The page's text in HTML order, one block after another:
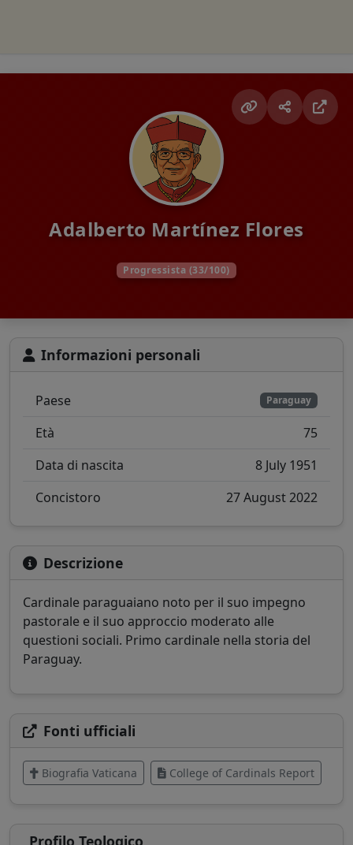
Adalberto Martínez Flores
Progressista (33/100)
Informazioni personali
Paese Paraguay
Età
75
Data di nascita
8 July 1951
Concistoro
27 August 2022
Descrizione
Cardinale paraguaiano noto per il suo impegno
pastorale e il suo approccio moderato alle
questioni sociali. Primo cardinale nella storia del
Paraguay.
Fonti ufficiali
Biografia Vaticana College of Cardinals Report
Profilo Teologico